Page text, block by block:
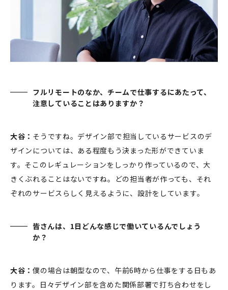
フルリモートのなか、チームで仕事するにあたって、
注意していることはありますか？
大谷： そうですね。デザイン部で担当しているサービスのデ
ザインについては、ある程度もう決まった形ができていま
す。そこのレギュレーションをしっかり作っているので、大
きくぶれることはないですね。どの担当者が作っても、それ
ぞれのサービスらしく見えるように、設計をしています。
皆さんは、1日どんな感じで働いているんでしょう
か？
大谷：僕の場合は朝型なので、午前6時から仕事をする日もあ
り ます。日々デザイン部を含めた関係部署で打ち合わせをし